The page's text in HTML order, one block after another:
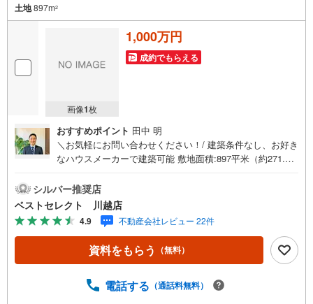
土地897m2
画像1枚
1,000万円
成約でもらえる
おすすめポイント 田中 明
＼お気軽にお問い合わせください！/ 建築条件なし、お好き
なハウスメーカーで建築可能 敷地面積:897平米（約271.34
開放的な立地○お庭でバーベキュー、ドッグラン、家庭菜
園、ガーデニングなど！○嵐山小川インターチェンジまで2.
5km、近隣ゴルフ場多数○お買い物はヤオコー嵐山バイパス
店、業務スーパー嵐山店○建築プランについてもお気軽にお
問合せ下さい○住宅ローンや資金計画等ご相談承ります【営
業時間 9:30-18:00】定休日:基本毎週火曜日上記時間はお電
さい！現地を見学される場合は「室内・現地を見学する
シルバー推奨店
ベストセレクト 川越店
4.9 不動産会社レビュー 22件
資料をもらう （無料）
電話する （通話料無料）